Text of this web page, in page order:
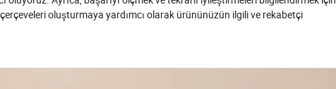
oluşturmaya yardımcı olarak ürününüzün ilgili ve rekabetçi